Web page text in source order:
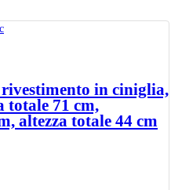
in ciniglia,
totale 71 cm,
altezza totale 44 cm